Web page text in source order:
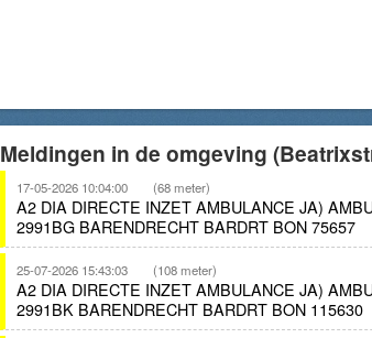
Meldingen in de omgeving
17-05-2026 10:04:00 (68 meter)
A2 DIA DIRECTE INZET AMBULANCE JA)
2991BG BARENDRECHT BARDRT BON 75657
25-07-2026 15:43:03 (108 meter)
A2 DIA DIRECTE INZET AMBULANCE JA)
2991BK BARENDRECHT BARDRT BON 115630